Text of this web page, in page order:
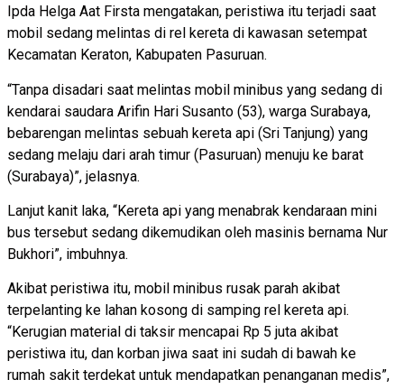
Ipda Helga Aat Firsta mengatakan, peristiwa itu terjadi saat
mobil sedang melintas di rel kereta di kawasan setempat
Kecamatan Keraton, Kabupaten Pasuruan.
“Tanpa disadari saat melintas mobil minibus yang sedang di
kendarai saudara Arifin Hari Susanto (53), warga Surabaya,
bebarengan melintas sebuah kereta api (Sri Tanjung) yang
sedang melaju dari arah timur (Pasuruan) menuju ke barat
(Surabaya)”, jelasnya.
Lanjut kanit laka, “Kereta api yang menabrak kendaraan mini
bus tersebut sedang dikemudikan oleh masinis bernama Nur
Bukhori”, imbuhnya.
Akibat peristiwa itu, mobil minibus rusak parah akibat
terpelanting ke lahan kosong di samping rel kereta api.
“Kerugian material di taksir mencapai Rp 5 juta akibat
peristiwa itu, dan korban jiwa saat ini sudah di bawah ke
rumah sakit terdekat untuk mendapatkan penanganan medis”,